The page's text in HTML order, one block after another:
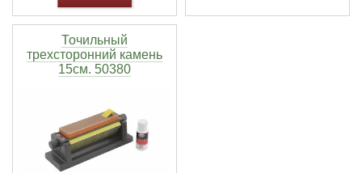
Точильный
трехсторонний камень
15см. 50380